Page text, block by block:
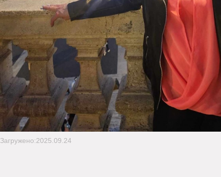
Загружено:2025.09.24